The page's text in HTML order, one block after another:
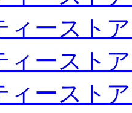
ィースト
ィースト
ィースト